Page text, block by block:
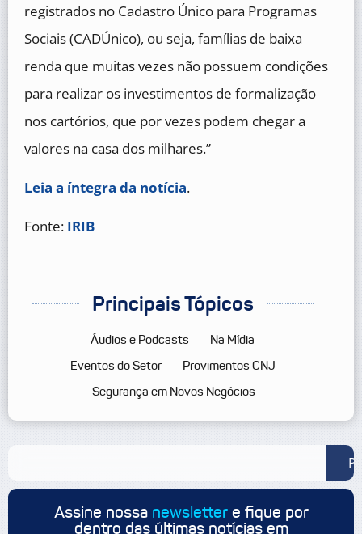
registrados no Cadastro Único para Programas
Sociais (CADÚnico), ou seja, famílias de baixa
renda que muitas vezes não possuem condições
para realizar os investimentos de formalização
nos cartórios, que por vezes podem chegar a
valores na casa dos milhares.”
Leia a íntegra da notícia.
Fonte: IRIB
Principais Tópicos
Áudios e Podcasts
Na Mídia
Eventos do Setor
Provimentos CNJ
Segurança em Novos Negócios
Assine nossa newslettere fique por
dentro das últimas notícias em